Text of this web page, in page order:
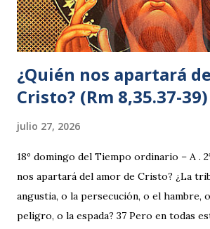
¿Quién nos apartará
Cristo? (Rm 8,35.37-39)
julio 27, 2026
18º domingo del Tiempo ordinario – A .
nos apartará del amor de Cristo? ¿La
angustia, o la persecución, o el hambre,
peligro, o la espada? 37 Pero en todas